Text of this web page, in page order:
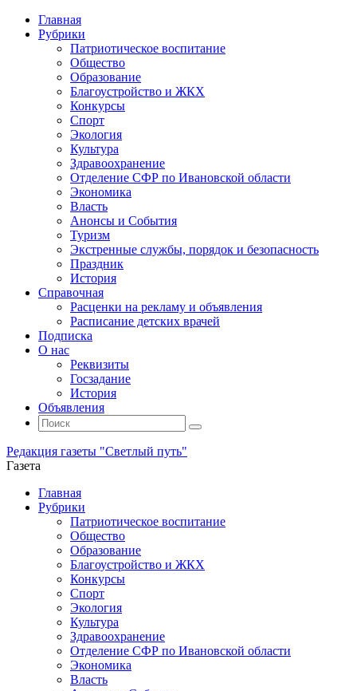
Главная
Рубрики
Патриотическое воспитание
Общество
Образование
Благоустройство и ЖКХ
Конкурсы
Спорт
Экология
Культура
Здравоохранение
Отделение СФР по Ивановской области
Экономика
Власть
Анонсы и События
Туризм
Экстренные службы, порядок и безопасность
Праздник
История
Справочная
Расценки на рекламу и объявления
Расписание детских врачей
Подписка
О нас
Реквизиты
Госзадание
История
Объявления
Поиск
Искать:
Поиск
Редакция газеты "Светлый путь"
Газета
Промотать
содержимому
Главная
Рубрики
Патриотическое воспитание
Общество
Образование
Благоустройство и ЖКХ
Конкурсы
Спорт
Экология
Культура
Здравоохранение
Отделение СФР по Ивановской области
Экономика
Власть